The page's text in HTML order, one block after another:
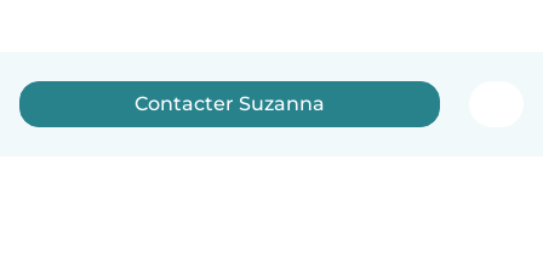
Contacter Suzanna